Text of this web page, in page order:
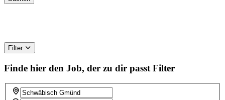
Filter
Finde hier den Job, der zu dir passt Filter